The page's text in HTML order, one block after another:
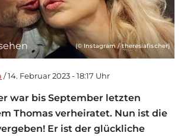
(© Instagram / theresiafischer)
/ 14. Februar 2023 - 18:17 Uhr
war bis September letzten
Thomas verheiratet. Nun ist die
Er ist der glückliche